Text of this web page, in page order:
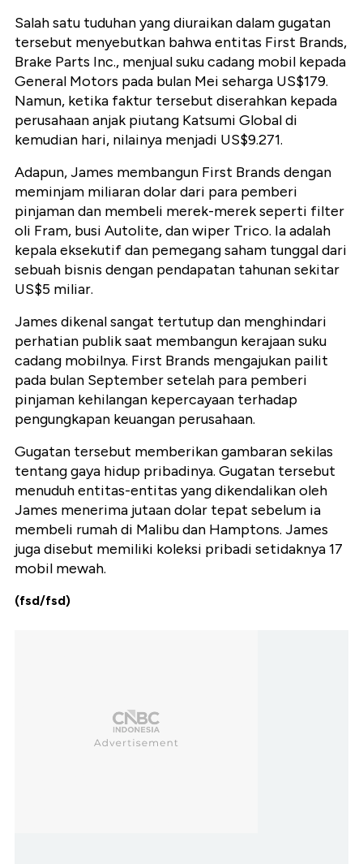
Salah satu tuduhan yang diuraikan dalam gugatan
tersebut menyebutkan bahwa entitas First Brands,
Brake Parts Inc., menjual suku cadang mobil kepada
General Motors pada bulan Mei seharga US$179.
Namun, ketika faktur tersebut diserahkan kepada
perusahaan anjak piutang Katsumi Global di
kemudian hari, nilainya menjadi US$9.271.
Adapun, James membangun First Brands dengan
meminjam miliaran dolar dari para pemberi
pinjaman dan membeli merek-merek seperti filter
oli Fram, busi Autolite, dan wiper Trico. Ia adalah
kepala eksekutif dan pemegang saham tunggal dari
sebuah bisnis dengan pendapatan tahunan sekitar
US$5 miliar.
James dikenal sangat tertutup dan menghindari
perhatian publik saat membangun kerajaan suku
cadang mobilnya. First Brands mengajukan pailit
pada bulan September setelah para pemberi
pinjaman kehilangan kepercayaan terhadap
pengungkapan keuangan perusahaan.
Gugatan tersebut memberikan gambaran sekilas
tentang gaya hidup pribadinya. Gugatan tersebut
menuduh entitas-entitas yang dikendalikan oleh
James menerima jutaan dolar tepat sebelum ia
membeli rumah di Malibu dan Hamptons. James
juga disebut memiliki koleksi pribadi setidaknya 17
mobil mewah.
(fsd/fsd)